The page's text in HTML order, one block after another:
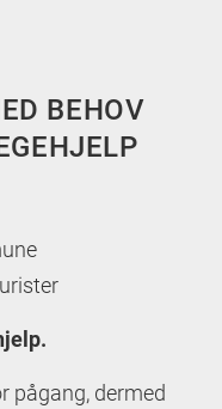
BEHOV
pågang, dermed